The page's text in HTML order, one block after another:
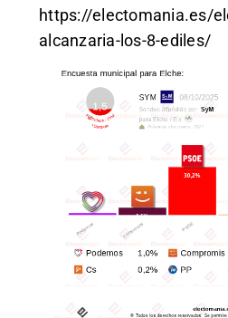
https://electomania.es/
alcanzaria-los-8-ediles/